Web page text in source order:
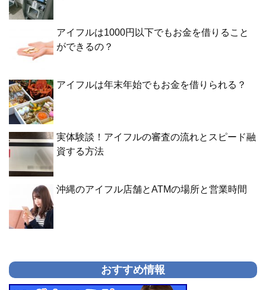
アイフルは1000円以下でもお金を借りること
ができるの？
アイフルは年末年始でもお金を借りられる？
実体験談！アイフルの審査の流れとスピード融
資する方法
沖縄のアイフル店舗とATMの場所と営業時間
おすすめ情報